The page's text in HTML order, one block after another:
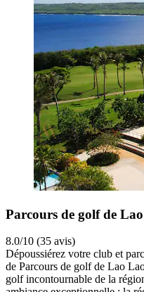
Parcours de golf de
8.0/10 (35 avis)
Dépoussiérez votre club et
de Parcours de golf de Lao
golf incontournable de la